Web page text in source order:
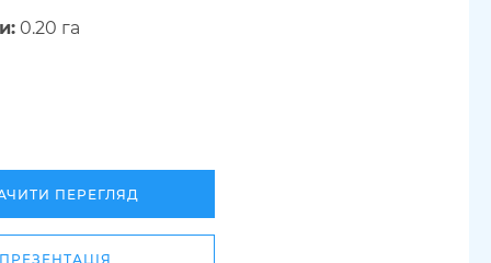
0.20 га
ПЕРЕГЛЯД
ПРЕЗЕНТАЦІЯ